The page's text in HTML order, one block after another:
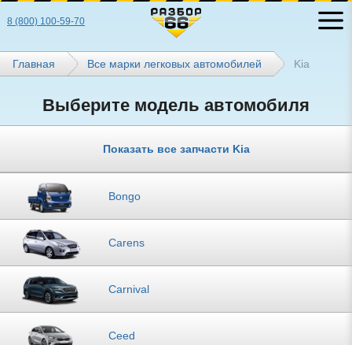
8 (800) 100-59-70
Главная Все марки легковых автомобилей Kia
Выберите модель автомобиля
Показать все запчасти Kia
Bongo
Carens
Carnival
Ceed